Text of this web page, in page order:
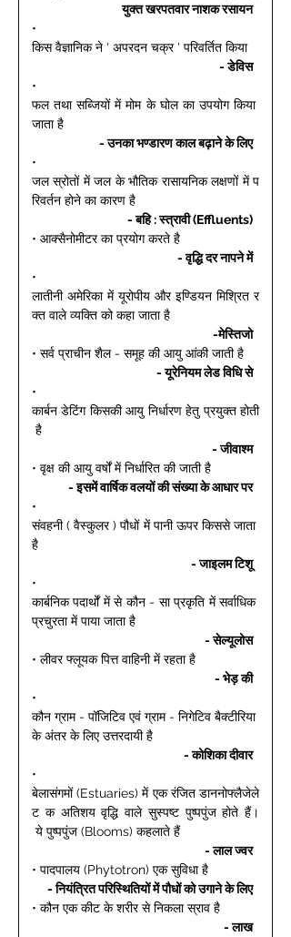
युक्त खरपतवार नाशक रसायन
•
किस वैज्ञानिक ने ' अपरदन चक्र ' परिवर्तित किया
- डेविस
•
फल तथा सब्जियों में मोम के घोल का उपयोग किया
जाता है
- उनका भण्डारण काल बढ़ाने के लिए
•
जल स्रोतों में जल के भौतिक रासायनिक लक्षणों में प
रिवर्तन होने का कारण है
- बहि : स्त्रावी (Effluents)
• आक्सैनोमीटर का प्रयोग करते है
- वृद्धि दर नापने में
•
लातीनी अमेरिका में यूरोपीय और इण्डियन मिश्रित र
क्त वाले व्यक्ति को कहा जाता है
-मेस्तिजो
• सर्व प्राचीन शैल - समूह की आयु आंकी जाती है
- यूरेनियम लेड विधि से
•
कार्बन डेटिंग किसकी आयु निर्धारण हेतु प्रयुक्त होती
है
- जीवाश्म
• वृक्ष की आयु वर्षों में निर्धारित की जाती है
- इसमें वार्षिक वलयों की संख्या के आधार पर
•
संवहनी ( वैस्कुलर ) पौधों में पानी ऊपर किससे जाता
है
- जाइलम टिशू
•
कार्बनिक पदार्थों में से कौन - सा प्रकृति में सर्वाधिक
प्रचुरता में पाया जाता है
- सेल्यूलोस
• लीवर फ्लूयक पित्त वाहिनी में रहता है
- भेड़ की
•
कौन ग्राम - पॉजिटिव एवं ग्राम - निगेटिव बैक्टीरिया
के अंतर के लिए उत्तरदायी है
- कोशिका दीवार
•
बेलासंगमों (Estuaries) में एक रंजित डाननोफ्लैजेले
ट क अतिशय वृद्धि वाले सुस्पष्ट पुष्पपुंज होते हैं।
ये पुष्पपुंज (Blooms) कहलाते हैं
- लाल ज्वर
• पादपालय (Phytotron) एक सुविधा है
- नियंत्रित परिस्थितियों में पौधों को उगाने के लिए
• कौन एक कीट के शरीर से निकला स्राव है
- लाख